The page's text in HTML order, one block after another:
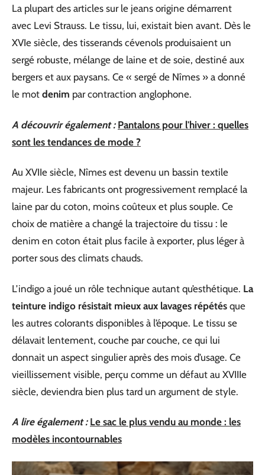
La plupart des articles sur le jeans origine démarrent
avec Levi Strauss. Le tissu, lui, existait bien avant. Dès le
XVIe siècle, des tisserands cévenols produisaient un
sergé robuste, mélange de laine et de soie, destiné aux
bergers et aux paysans. Ce « sergé de Nîmes » a donné
le mot denim par contraction anglophone.
A découvrir également : Pantalons pour l'hiver : quelles
sont les tendances de mode ?
Au XVIIe siècle, Nîmes est devenu un bassin textile
majeur. Les fabricants ont progressivement remplacé la
laine par du coton, moins coûteux et plus souple. Ce
choix de matière a changé la trajectoire du tissu : le
denim en coton était plus facile à exporter, plus léger à
porter sous des climats chauds.
L’indigo a joué un rôle technique autant qu’esthétique. La
teinture indigo résistait mieux aux lavages répétés que
les autres colorants disponibles à l’époque. Le tissu se
délavait lentement, couche par couche, ce qui lui
donnait un aspect singulier après des mois d’usage. Ce
vieillissement visible, perçu comme un défaut au XVIIIe
siècle, deviendra bien plus tard un argument de style.
A lire également : Le sac le plus vendu au monde : les
modèles incontournables